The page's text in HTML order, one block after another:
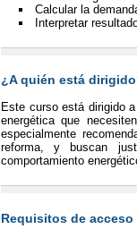
Calcular la
Interpretar
¿A quién está
Este curso está dirigido
energética que
especialmente
reforma, y buscan
comportamiento
Requisitos de acceso